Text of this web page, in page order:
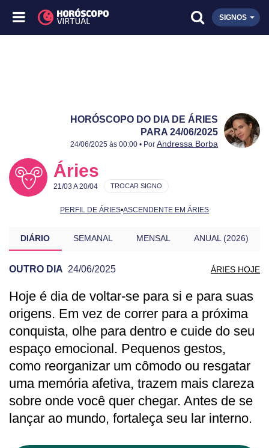
SIGNOS
HORÓSCOPO DO DIA DE ÁRIES
PARA 24/06/2025
Publicado:
24/06/2025
Atualizado:
24/06/2025
24/06/2025 às 00:00 • Por Andressa Borba
Áries
21/03 A 20/04
PERFIL DE ÁRIES•ASCENDENTE EM ÁRIES
TROCAR SIGNO
DIÁRIO SEMANAL MENSAL ANUAL (2026)
OUTRO DIA 24/06/2025 ÁRIES HOJE
PREVISÃO DE ÁRIES PARA OUTRO DIA
Hoje é dia de voltar-se para si e para suas
origens. Em vez de correr para a próxima
conquista, olhe para dentro e cuide do seu
espaço emocional. Pequenos gestos,
como reorganizar um cômodo ou resgatar
uma memória afetiva, trazem mais clareza
sobre onde você quer chegar. Antes de se
lançar ao mundo, fortaleça seu lar interno.